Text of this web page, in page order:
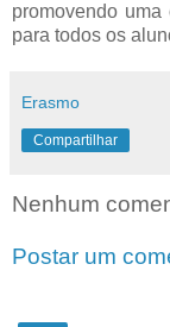
promovendo
para todos os
Erasmo
Compartilhar
Nenhum
Postar um